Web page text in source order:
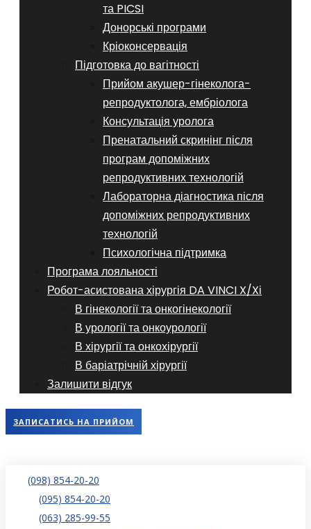
та PICSI
Донорські програми
Кріоконсервація
Підготовка до вагітності
Прийом акушер-гінеколога-
репродуктолога, ембріолога
Консультація уролога
Пренатальний скринінг після
програм допоміжних
репродуктивних технологій
​​Лабораторна діагностика після
допоміжних репродуктивних
технологій
​​Психологічна підтримка
Програма лояльності
Робот-асистована хірургія DA VINCI X/Xі
В гінекології та онкогінекології
В урології та онкоурології
В хірургії та онкохірургії
В баріатрічній хірургії
Залишити відгук
ЗАПИСАТИСЬ НА ПРИЙОМ
(098) 854-20-20
(095) 854-20-20
(063) 285-99-55